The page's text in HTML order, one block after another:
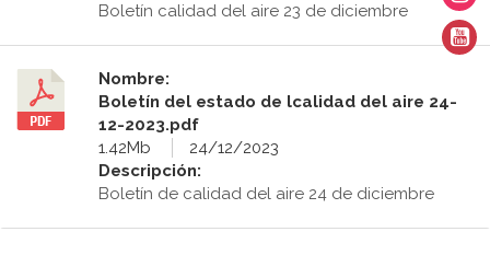
Boletín calidad del aire 23 de diciembre
Nombre:
Boletín del estado de lcalidad del aire 24-
12-2023.pdf
1.42Mb
24/12/2023
Descripción:
Boletín de calidad del aire 24 de diciembre